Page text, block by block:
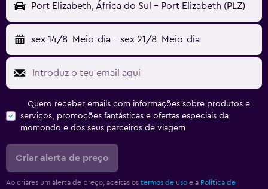
Port Elizabeth, África do Sul - Port Elizabeth (PLZ)
sex 14/8 Meio-dia - sex 21/8 Meio-dia
Quero receber emails com informações sobre produtos e
serviços, promoções fantásticas e ofertas especiais da
momondo e dos seus parceiros de viagem
Criar alerta de preço
Ao criares um alerta de preço, aceitas os termos de uso e a Política de